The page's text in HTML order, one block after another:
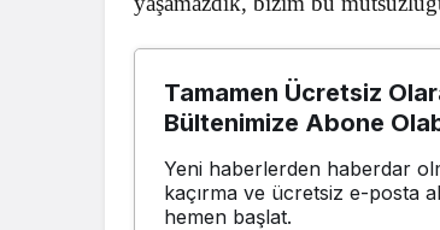
Tamamen Ücretsiz
Bültenimize Abone
Yeni haberlerden haberdar
kaçırma ve ücretsiz e-posta
hemen başlat.